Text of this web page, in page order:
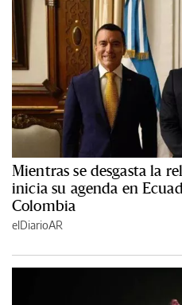
Mientras se desgasta la
inicia su agenda en
Colombia
elDiarioAR